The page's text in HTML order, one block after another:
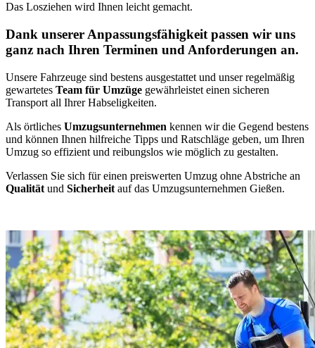
Das Losziehen wird Ihnen leicht gemacht.
Dank unserer Anpassungsfähigkeit passen wir uns
ganz nach Ihren Terminen und Anforderungen an.
Unsere Fahrzeuge sind bestens ausgestattet und unser regelmäßig
gewartetes Team für Umzüge gewährleistet einen sicheren
Transport all Ihrer Habseligkeiten.
Als örtliches Umzugsunternehmen kennen wir die Gegend bestens
und können Ihnen hilfreiche Tipps und Ratschläge geben, um Ihren
Umzug so effizient und reibungslos wie möglich zu gestalten.
Verlassen Sie sich für einen preiswerten Umzug ohne Abstriche an
Qualität und Sicherheit auf das Umzugsunternehmen Gießen.